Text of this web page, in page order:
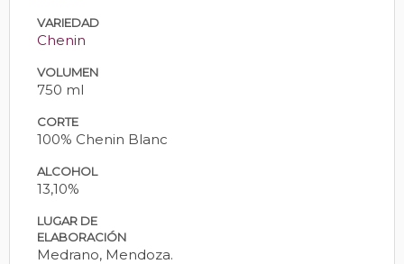
VARIEDAD
Chenin
VOLUMEN
750 ml
CORTE
100% Chenin Blanc
ALCOHOL
13,10%
LUGAR DE
ELABORACIÓN
Medrano, Mendoza.